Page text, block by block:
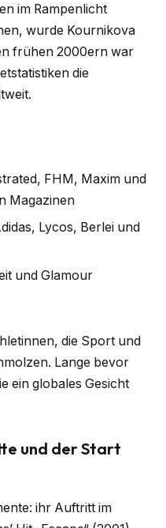
im Rampenlicht
wurde Kournikova
frühen 2000ern war
die
FHM, Maxim und
Magazinen
Lycos, Berlei und
und Glamour
die Sport und
Lange bevor
ein globales Gesicht
und der Start
ihr Auftritt im